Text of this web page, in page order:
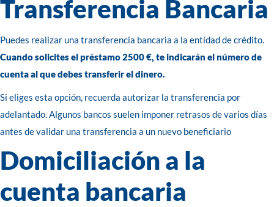
Transferencia Bancaria
Puedes realizar una transferencia bancaria a la entidad de crédito.
Cuando solicites el préstamo2500 €, te indicarán el número de
cuenta al que debes transferir el dinero.
Si eliges esta opción, recuerda autorizar la transferencia por
adelantado. Algunos bancos suelen imponer retrasos de varios días
antes de validar una transferencia a un nuevo beneficiario
Domiciliación a la
cuenta bancaria